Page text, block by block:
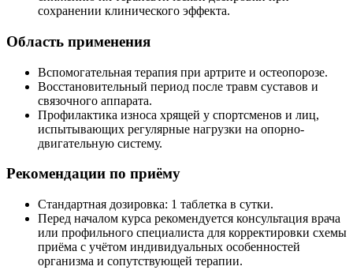
сохранении клинического эффекта.
Область применения
Вспомогательная терапия при артрите и остеопорозе.
Восстановительный период после травм суставов и
связочного аппарата.
Профилактика износа хрящей у спортсменов и лиц,
испытывающих регулярные нагрузки на опорно-
двигательную систему.
Рекомендации по приёму
Стандартная дозировка: 1 таблетка в сутки.
Перед началом курса рекомендуется консультация врача
или профильного специалиста для корректировки схемы
приёма с учётом индивидуальных особенностей
организма и сопутствующей терапии.